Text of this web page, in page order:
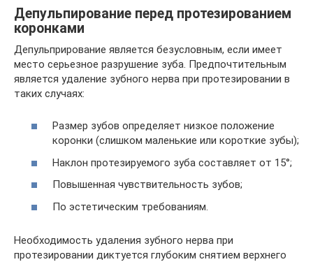
Депульпирование перед протезированием
коронками
Депульприрование является безусловным, если имеет
место серьезное разрушение зуба. Предпочтительным
является удаление зубного нерва при протезировании в
таких случаях:
Размер зубов определяет низкое положение
коронки (слишком маленькие или короткие зубы);
Наклон протезируемого зуба составляет от 15°;
Повышенная чувствительность зубов;
По эстетическим требованиям.
Необходимость удаления зубного нерва при
протезировании диктуется глубоким снятием верхнего